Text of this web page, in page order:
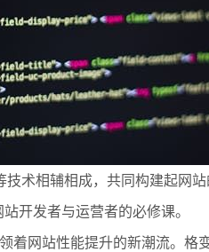
术相辅相成，共同构建起网
开发者与运营者的必修课。
着网站性能提升的新潮流。格